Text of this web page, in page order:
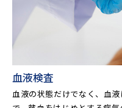
血液検査
血液の状態だけでなく、血